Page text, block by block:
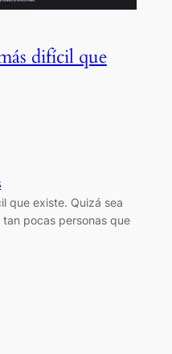
difícil que
que existe. Quizá sea
pocas personas que